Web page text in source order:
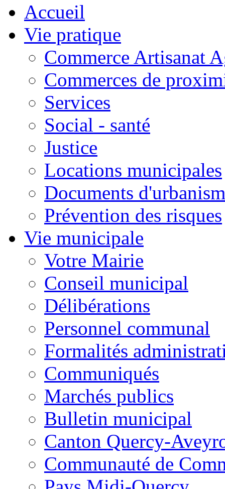
Accueil
Vie pratique
Commerce Artisanat
Commerces de
Services
Social - santé
Justice
Locations municipales
Documents
Prévention des risques
Vie municipale
Votre Mairie
Conseil municipal
Délibérations
Personnel communal
Formalités
Communiqués
Marchés publics
Bulletin municipal
Canton Quercy-
Communauté de